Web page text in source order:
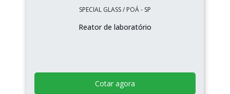
SPECIAL GLASS / POÁ - SP
Reator de laboratório
Cotar agora